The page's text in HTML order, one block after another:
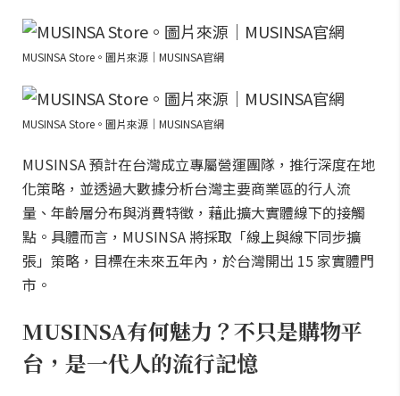
MUSINSA Store。圖片來源｜MUSINSA官網
MUSINSA Store。圖片來源｜MUSINSA官網
MUSINSA 預計在台灣成立專屬營運團隊，推行深度在地
化策略，並透過大數據分析台灣主要商業區的行人流
量、年齡層分布與消費特徵，藉此擴大實體線下的接觸
點。具體而言，MUSINSA 將採取「線上與線下同步擴
張」策略，目標在未來五年內，於台灣開出 15 家實體門
市。
MUSINSA有何魅力？不只是購物平
台，是一代人的流行記憶